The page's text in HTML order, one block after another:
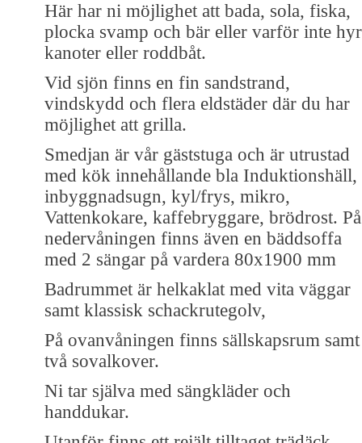
Här har ni möjlighet att bada, sola, fiska,
plocka svamp och bär eller varför inte
kanoter eller roddbåt.
Vid sjön finns en fin sandstrand,
vindskydd och flera eldstäder där du har
möjlighet att grilla.
Smedjan är vår gäststuga och är utrustad
med kök innehållande bla Induktionshäll,
inbyggnadsugn, kyl/frys, mikro,
Vattenkokare, kaffebryggare, brödrost. På
nedervåningen finns även en bäddsoffa
med 2 sängar på vardera 80x1900 mm
Badrummet är helkaklat med vita väggar
samt klassisk schackrutegolv,
På ovanvåningen finns sällskapsrum samt
två sovalkover.
Ni tar själva med sängkläder och
handdukar.